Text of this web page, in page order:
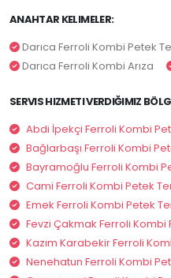
ANAHTAR KELIMELER:
Darıca Ferroli Kombi Petek
Darıca Ferroli Kombi Arıza
SERVIS HIZMETI VERDIĞIMIZ
Abdi İpekçi Ferroli Kombi
Bağlarbaşı Ferroli Kombi
Bayramoğlu Ferroli Kombi
Cami Ferroli Kombi Petek
Emek Ferroli Kombi Petek
Fevzi Çakmak Ferroli Kombi
Kazım Karabekir Ferroli
Nenehatun Ferroli Kombi